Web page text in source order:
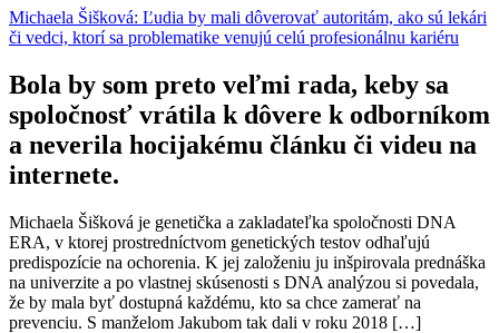
Michaela Šišková: Ľudia by mali dôverovať autoritám, ako sú lekári
či vedci, ktorí sa problematike venujú celú profesionálnu kariéru
Bola by som preto veľmi rada, keby sa
spoločnosť vrátila k dôvere k odborníkom
a neverila hocijakému článku či videu na
internete.
Michaela Šišková je genetička a zakladateľka spoločnosti DNA
ERA, v ktorej prostredníctvom genetických testov odhaľujú
predispozície na ochorenia. K jej založeniu ju inšpirovala prednáška
na univerzite a po vlastnej skúsenosti s DNA analýzou si povedala,
že by mala byť dostupná každému, kto sa chce zamerať na
prevenciu. S manželom Jakubom tak dali v roku 2018 […]